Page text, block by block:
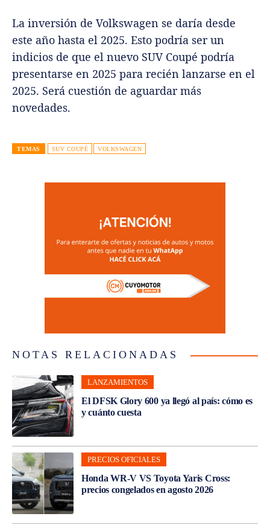
La inversión de Volkswagen se daría desde
este año hasta el 2025. Esto podría ser un
indicios de que el nuevo SUV Coupé podría
presentarse en 2025 para recién lanzarse en el
2025. Será cuestión de aguardar más
novedades.
TEMAS SUV COUPÉ VOLKSWAGEN
NOTAS RELACIONADAS
LANZAMIENTOS
El DFSK Glory 600 ya llegó al país: cómo es
y cuánto cuesta
PRECIOS OFICIALES
Honda WR-V VS Toyota Yaris Cross:
precios congelados en agosto 2026